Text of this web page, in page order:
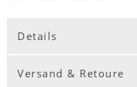
Details
Versand & Retoure